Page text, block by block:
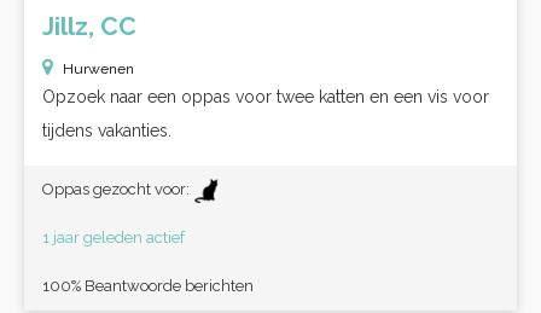
Jillz, CC
Hurwenen
Opzoek naar een oppas voor twee katten en een vis voor
tijdens vakanties.
Oppas gezocht voor:
1 jaar geleden actief
100% Beantwoorde berichten